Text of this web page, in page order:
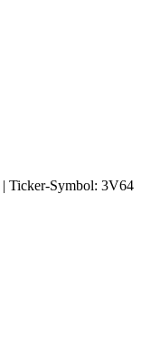
| Ticker-Symbol: 3V64